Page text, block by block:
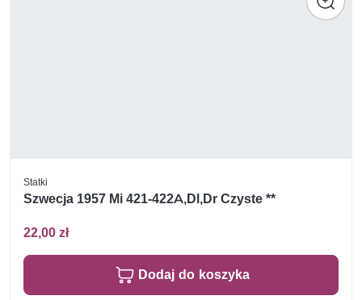
Statki
Szwecja 1957 Mi 421-422A,Dl,Dr Czyste **
22,00 zł
Dodaj do koszyka